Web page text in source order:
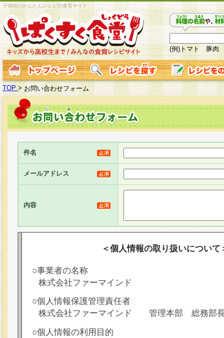
子供向けかんたんレシピの食育サイト
(例)トマト 豚肉
TOP > お問い合わせフォーム
件名
メールアドレス
内容
＜個人情報の取り扱いについて
○事業者の名称
株式会社ファーマインド
○個人情報保護管理責任者
株式会社ファーマインド 管理本部 総務部
○個人情報の利用目的